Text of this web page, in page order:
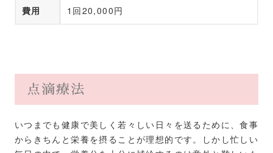
費用 1回20,000円
点滴療法
いつまでも健康で美しく若々しい日々を送るために、食事
からきちんと栄養を摂ることが理想的です。しかし忙しい